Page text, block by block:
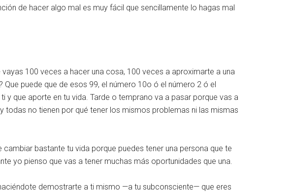
de hacer algo mal es muy fácil que sencillamente lo hagas mal
100 veces a hacer una cosa, 100 veces a aproximarte a una
puede que de esos 99, el número 10o ó el número 2 ó el
y que aporte en tu vida. Tarde o temprano va a pasar porque vas a
no tienen por qué tener los mismos problemas ni las mismas
bastante tu vida porque puedes tener una persona que te
yo pienso que vas a tener muchas más oportunidades que una.
demostrarte a ti mismo —a tu subconsciente— que eres